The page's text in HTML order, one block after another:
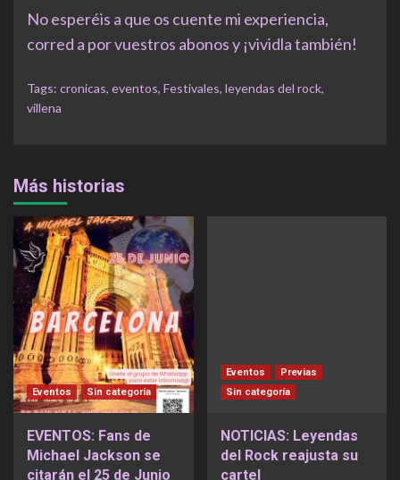
No esperéis a que os cuente mi experiencia,
corred a por vuestros abonos y ¡vividla también!
Tags: cronicas, eventos, Festivales, leyendas del rock,
villena
Más historias
Eventos Sin categoría
EVENTOS: Fans de
Michael Jackson se
citarán el 25 de Junio
Eventos
Previas
Sin categoría
NOTICIAS: Leyendas
del Rock reajusta su
cartel